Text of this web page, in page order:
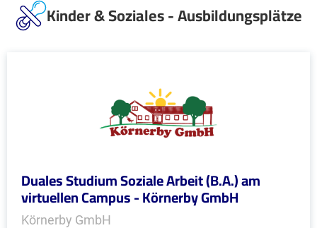
Kinder & Soziales - Ausbildungsplätze
Duales Studium Soziale Arbeit (B.A.) am
virtuellen Campus - Körnerby GmbH
Körnerby GmbH